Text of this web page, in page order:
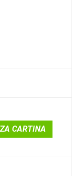
CARTINA